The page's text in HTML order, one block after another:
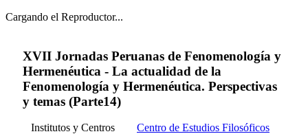
Cargando el Reproductor...
XVII Jornadas Peruanas de Fenomenología y
Hermenéutica - La actualidad de la
Fenomenología y Hermenéutica. Perspectivas
y temas (Parte14)
Institutos y Centros
Centro de Estudios Filosóficos